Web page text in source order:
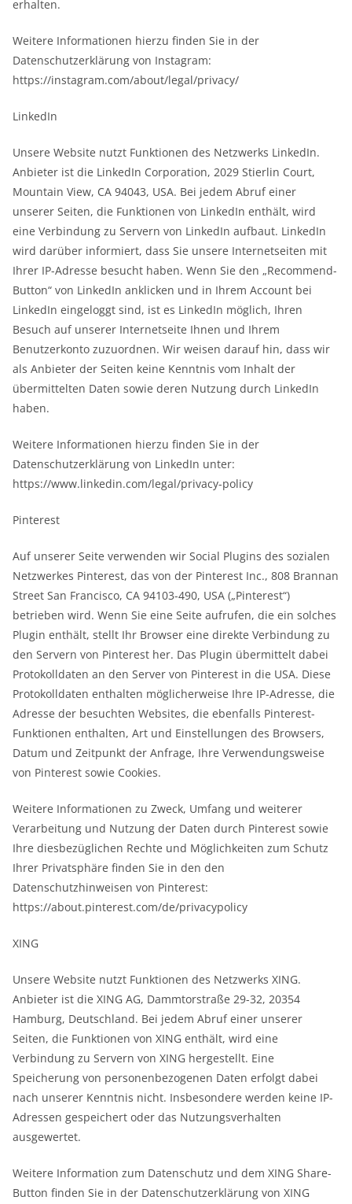
erhalten.
Weitere Informationen hierzu finden Sie in der
Datenschutzerklärung von Instagram:
https://instagram.com/about/legal/privacy/
LinkedIn
Unsere Website nutzt Funktionen des Netzwerks LinkedIn.
Anbieter ist die LinkedIn Corporation, 2029 Stierlin Court,
Mountain View, CA 94043, USA. Bei jedem Abruf einer
unserer Seiten, die Funktionen von LinkedIn enthält, wird
eine Verbindung zu Servern von LinkedIn aufbaut. LinkedIn
wird darüber informiert, dass Sie unsere Internetseiten mit
Ihrer IP-Adresse besucht haben. Wenn Sie den „Recommend-
Button“ von LinkedIn anklicken und in Ihrem Account bei
LinkedIn eingeloggt sind, ist es LinkedIn möglich, Ihren
Besuch auf unserer Internetseite Ihnen und Ihrem
Benutzerkonto zuzuordnen. Wir weisen darauf hin, dass wir
als Anbieter der Seiten keine Kenntnis vom Inhalt der
übermittelten Daten sowie deren Nutzung durch LinkedIn
haben.
Weitere Informationen hierzu finden Sie in der
Datenschutzerklärung von LinkedIn unter:
https://www.linkedin.com/legal/privacy-policy
Pinterest
Auf unserer Seite verwenden wir Social Plugins des sozialen
Netzwerkes Pinterest, das von der Pinterest Inc., 808 Brannan
Street San Francisco, CA 94103-490, USA („Pinterest“)
betrieben wird. Wenn Sie eine Seite aufrufen, die ein solches
Plugin enthält, stellt Ihr Browser eine direkte Verbindung zu
den Servern von Pinterest her. Das Plugin übermittelt dabei
Protokolldaten an den Server von Pinterest in die USA. Diese
Protokolldaten enthalten möglicherweise Ihre IP-Adresse, die
Adresse der besuchten Websites, die ebenfalls Pinterest-
Funktionen enthalten, Art und Einstellungen des Browsers,
Datum und Zeitpunkt der Anfrage, Ihre Verwendungsweise
von Pinterest sowie Cookies.
Weitere Informationen zu Zweck, Umfang und weiterer
Verarbeitung und Nutzung der Daten durch Pinterest sowie
Ihre diesbezüglichen Rechte und Möglichkeiten zum Schutz
Ihrer Privatsphäre finden Sie in den den
Datenschutzhinweisen von Pinterest:
https://about.pinterest.com/de/privacypolicy
XING
Unsere Website nutzt Funktionen des Netzwerks XING.
Anbieter ist die XING AG, Dammtorstraße 29-32, 20354
Hamburg, Deutschland. Bei jedem Abruf einer unserer
Seiten, die Funktionen von XING enthält, wird eine
Verbindung zu Servern von XING hergestellt. Eine
Speicherung von personenbezogenen Daten erfolgt dabei
nach unserer Kenntnis nicht. Insbesondere werden keine IP-
Adressen gespeichert oder das Nutzungsverhalten
ausgewertet.
Weitere Information zum Datenschutz und dem XING Share-
Button finden Sie in der Datenschutzerklärung von XING